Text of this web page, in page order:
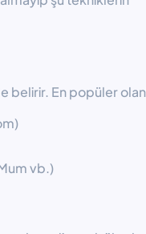
belirir. En popüler
vb.)